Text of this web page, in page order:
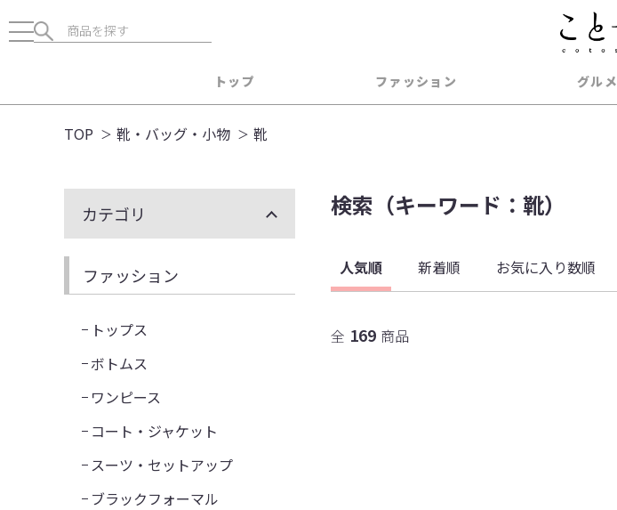
トップ ファッション グルメ
TOP 靴・バッグ・小物 靴
検索 （キーワード：靴）
人気順 新着順 お気に入り数順
全 169 商品
カテゴリ
ファッション
トップス
ボトムス
ワンピース
コート・ジャケット
スーツ・セットアップ
ブラックフォーマル